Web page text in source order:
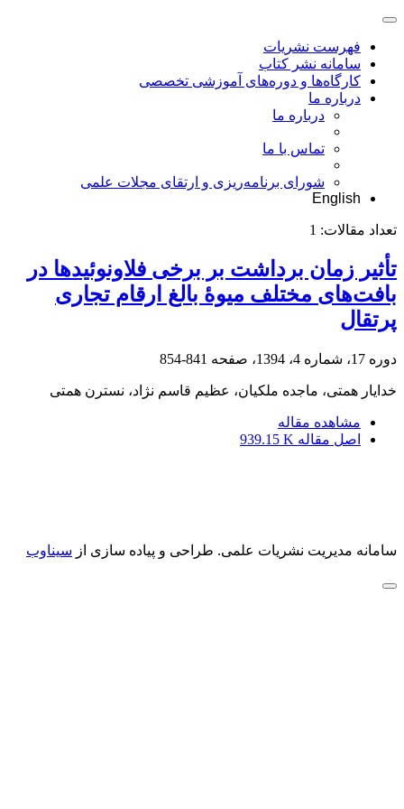
فهرست نشریات
سامانه نشر کتاب
کارگاه‌ها و دوره‌های آموزشی تخصصی
درباره ما
درباره ما
تماس با ما
شورای برنامه‌ریزی و ارتقای مجلات علمی
English
تعداد مقالات: 1
تأثیر زمان برداشت بر برخی فلاونوئیدها در
بافت‌های مختلف میوۀ بالغ ارقام تجاری
پرتقال
دوره 17، شماره 4، 1394، صفحه 841-854
خدایار همتی، ماجده ملکیان، عظیم قاسم نژاد، نسترن همتی
مشاهده مقاله
اصل مقاله 939.15 K
سامانه مدیریت نشریات علمی. طراحی و پیاده سازی از سیناوب